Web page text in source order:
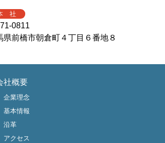
社
0811
県前橋市朝倉町４丁目６番地８
社概要
企業理念
基本情報
沿革
アクセス